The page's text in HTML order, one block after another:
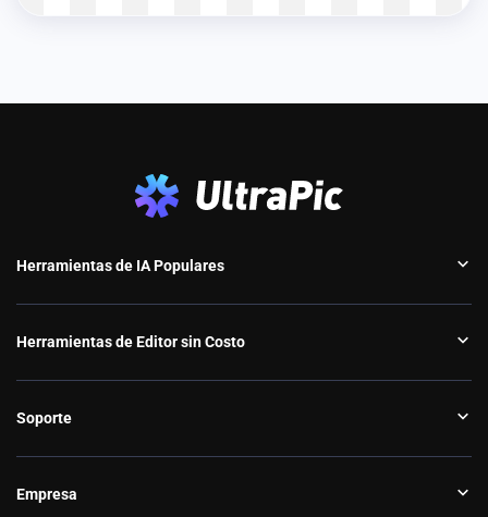
Herramientas de IA Populares
Herramientas de Editor sin Costo
Soporte
Empresa